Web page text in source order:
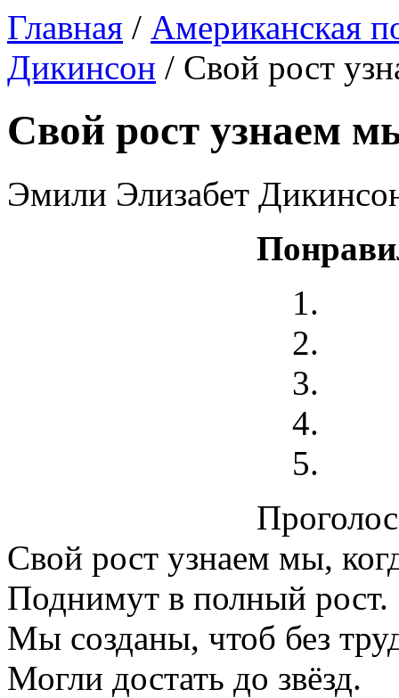
Главная / Американская
Дикинсон / Свой рост
Свой рост узнаем
Эмили Элизабет
Свой рост узнаем мы,
Поднимут в полный рост.
Мы созданы, чтоб без
Могли достать до звёзд.